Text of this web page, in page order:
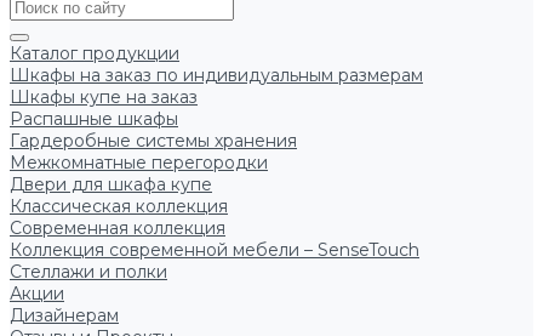
Каталог продукции
Шкафы на заказ по индивидуальным размерам
Шкафы купе на заказ
Распашные шкафы
Гардеробные системы хранения
Межкомнатные перегородки
Двери для шкафа купе
Классическая коллекция
Современная коллекция
Коллекция современной мебели – SenseTouch
Стеллажи и полки
Акции
Дизайнерам